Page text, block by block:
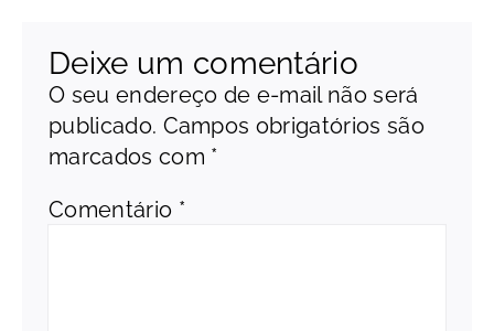
Deixe um comentário
O seu endereço de e-mail não será
publicado. Campos obrigatórios são
marcados com *
Comentário *